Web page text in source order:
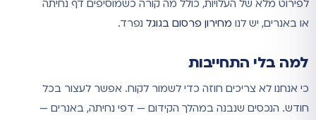
לפירוט מלא של העלויות, כולל מה קורה כשמוסיפים דף נחיתה
או באנרים, יש לנו מחירון פרסום בגוגל נפרד.
למה בלי התחייבות
כי אנחנו לא צריכים חוזה כדי לשמור לקוח. אפשר לעצור בכל
חודש. הנכסים שנבנה במהלך הקידום — דפי נחיתה, באנרים —